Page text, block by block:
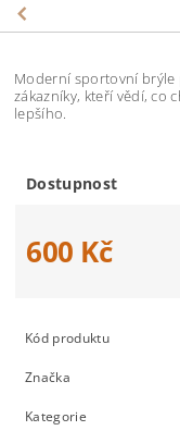
Moderní sportovní brýle
zákazníky, kteří vědí, co
lepšího.
Dostupnost
600 Kč
Kód produktu
Značka
Kategorie